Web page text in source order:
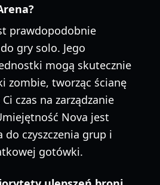
prawdopodobnie
gry solo. Jego
mogą skutecznie
zombie, tworząc ścianę
czas na zarządzanie
Nova jest
do czyszczenia grup i
gotówki.